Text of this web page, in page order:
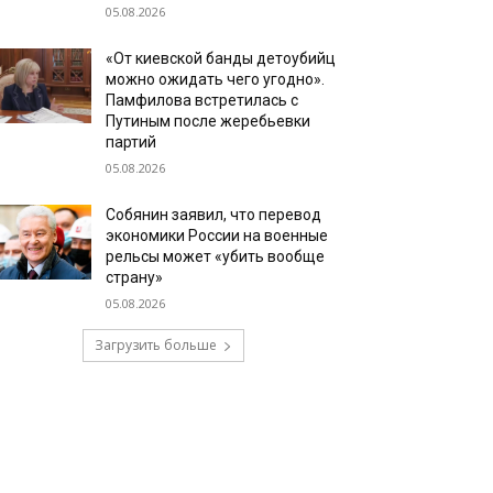
05.08.2026
«От киевской банды детоубийц
можно ожидать чего угодно».
Памфилова встретилась с
Путиным после жеребьевки
партий
05.08.2026
Собянин заявил, что перевод
экономики России на военные
рельсы может «убить вообще
страну»
05.08.2026
Загрузить больше